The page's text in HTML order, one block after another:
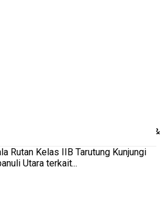
Politik
Rutan Kelas IIB Tarutung Kunjungi
Utara terkait...